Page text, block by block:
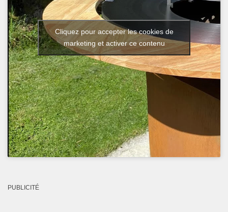
Cliquez pour accepter les cookies de
marketing et activer ce contenu
PUBLICITÉ